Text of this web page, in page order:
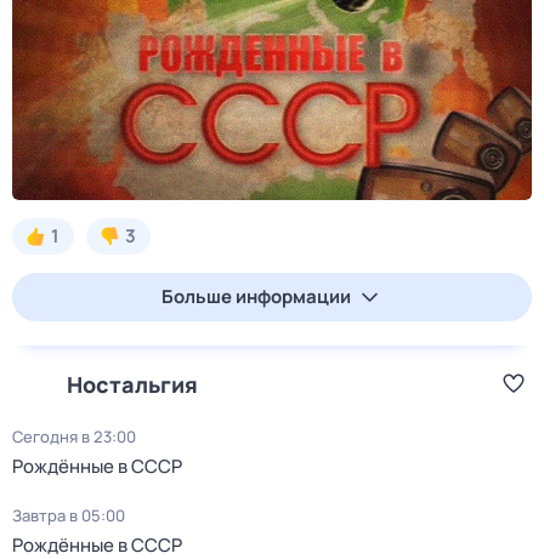
1 3
Больше информации
Ностальгия
Сегодня в 23:00
Рождённые в СССР
Завтра в 05:00
Рождённые в СССР